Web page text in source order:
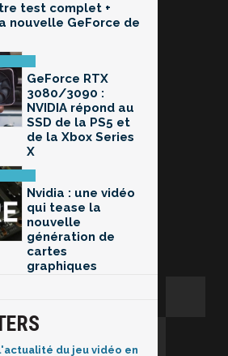
test complet +
nouvelle GeForce de
GeForce RTX
3080/3090 :
NVIDIA répond au
SSD de la PS5 et
de la Xbox Series
X
Nvidia : une vidéo
qui tease la
nouvelle
génération de
cartes
graphiques
du jeu vidéo en